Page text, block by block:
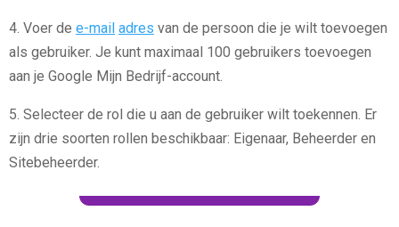
4. Voer de e-mail adres van de persoon die je wilt toevoegen
als gebruiker. Je kunt maximaal 100 gebruikers toevoegen
aan je Google Mijn Bedrijf-account.
5. Selecteer de rol die u aan de gebruiker wilt toekennen. Er
zijn drie soorten rollen beschikbaar: Eigenaar, Beheerder en
Sitebeheerder.